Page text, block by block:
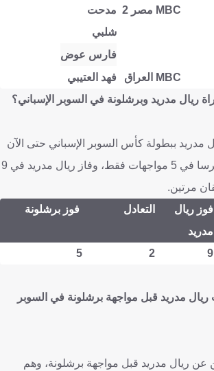
MBC مصر 2
مدحت
شلبي
فارس عوض
MBC العراق
فهد العتيبي
ريال مدريد وبرشلونة في السوبر الإسباني؟
مدريد ببطولة كأس السوبر الإسباني حتى الآن
في 16 مباراة، فاز البرسا في 5 مواجهات فقط، وفاز ريال مدريد في 9
مرتين.
فوز ريال
مدريد
التعادل فوز برشلونة
9
2
5
ريال مدريد قبل مواجهة برشلونة في السوبر
عن ريال مدريد قبل مواجهة برشلونة، وهم